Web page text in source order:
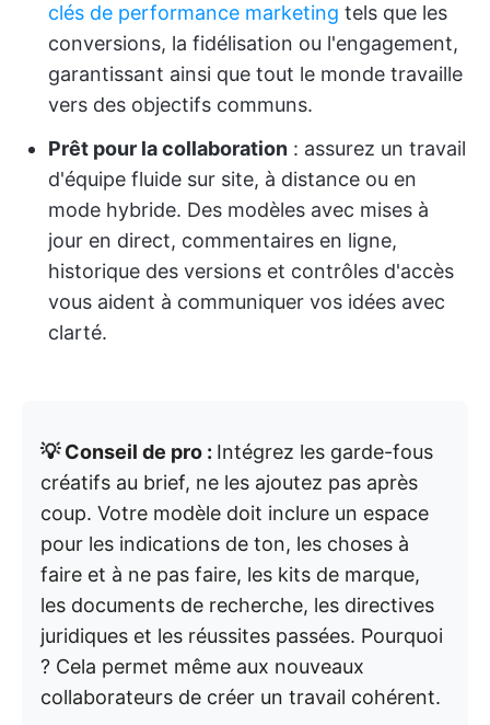
clés de performance marketing tels que les
conversions, la fidélisation ou l'engagement,
garantissant ainsi que tout le monde travaille
vers des objectifs communs.
Prêt pour la collaboration : assurez un travail
d'équipe fluide sur site, à distance ou en
mode hybride. Des modèles avec mises à
jour en direct, commentaires en ligne,
historique des versions et contrôles d'accès
vous aident à communiquer vos idées avec
clarté.
💡 Conseil de pro : Intégrez les garde-fous
créatifs au brief, ne les ajoutez pas après
coup. Votre modèle doit inclure un espace
pour les indications de ton, les choses à
faire et à ne pas faire, les kits de marque,
les documents de recherche, les directives
juridiques et les réussites passées. Pourquoi
? Cela permet même aux nouveaux
collaborateurs de créer un travail cohérent.